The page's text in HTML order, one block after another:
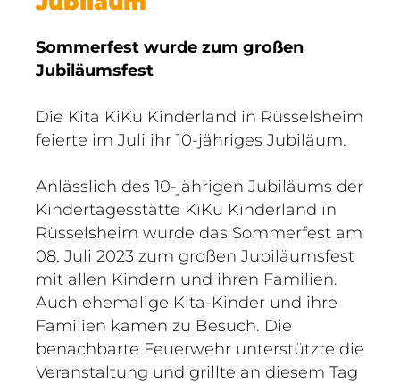
Sommerfest wurde zum großen
Jubiläumsfest
Die Kita KiKu Kinderland in Rüsselsheim
feierte im Juli ihr 10-jähriges Jubiläum.
Anlässlich des 10-jährigen Jubiläums der
Kindertagesstätte KiKu Kinderland in
Rüsselsheim wurde das Sommerfest am
08. Juli 2023 zum großen Jubiläumsfest
mit allen Kindern und ihren Familien.
Auch ehemalige Kita-Kinder und ihre
Familien kamen zu Besuch. Die
benachbarte Feuerwehr unterstützte die
Veranstaltung und grillte an diesem Tag